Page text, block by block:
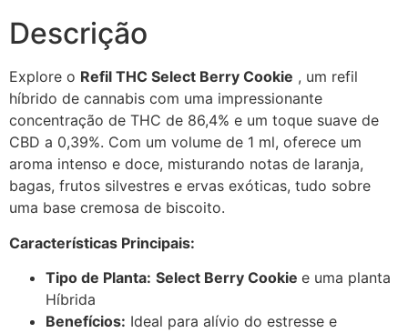
Descrição
Explore o Refil THC Select Berry Cookie , um refil
híbrido de cannabis com uma impressionante
concentração de THC de 86,4% e um toque suave de
CBD a 0,39%. Com um volume de 1 ml, oferece um
aroma intenso e doce, misturando notas de laranja,
bagas, frutos silvestres e ervas exóticas, tudo sobre
uma base cremosa de biscoito.
Características Principais:
Tipo de Planta: Select Berry Cookie e uma planta
Híbrida
Benefícios: Ideal para alívio do estresse e